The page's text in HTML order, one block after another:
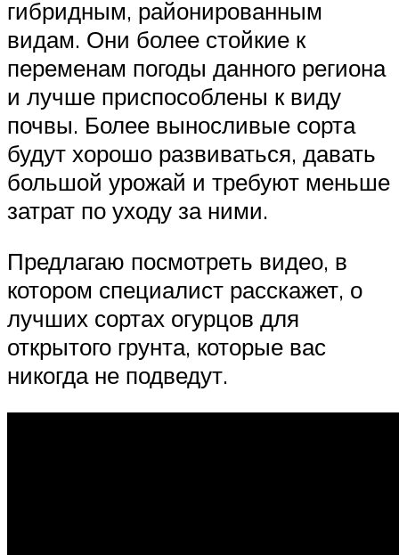
гибридным, районированным
видам. Они более стойкие к
переменам погоды данного региона
и лучше приспособлены к виду
почвы. Более выносливые сорта
будут хорошо развиваться, давать
большой урожай и требуют меньше
затрат по уходу за ними.
Предлагаю посмотреть видео, в
котором специалист расскажет, о
лучших сортах огурцов для
открытого грунта, которые вас
никогда не подведут.